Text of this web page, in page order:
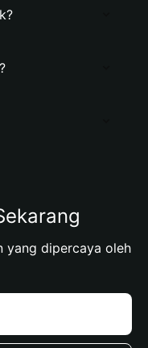
yang dipercaya oleh